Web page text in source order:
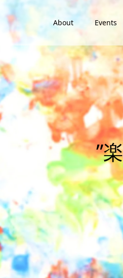
About Events
”楽